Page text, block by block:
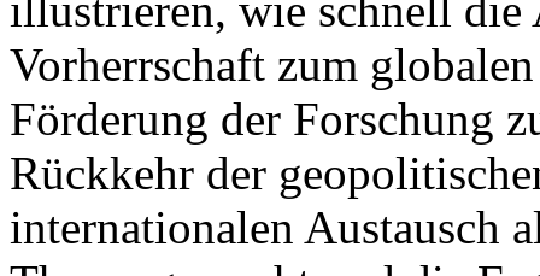
Vorherrschaft zum
Förderung der Forschung
Rückkehr der
internationalen Austausch